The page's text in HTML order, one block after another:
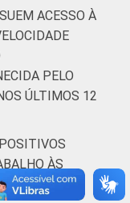
10
5 14
ACESSO À
PELO
ÚLTIMOS 12
ÀS